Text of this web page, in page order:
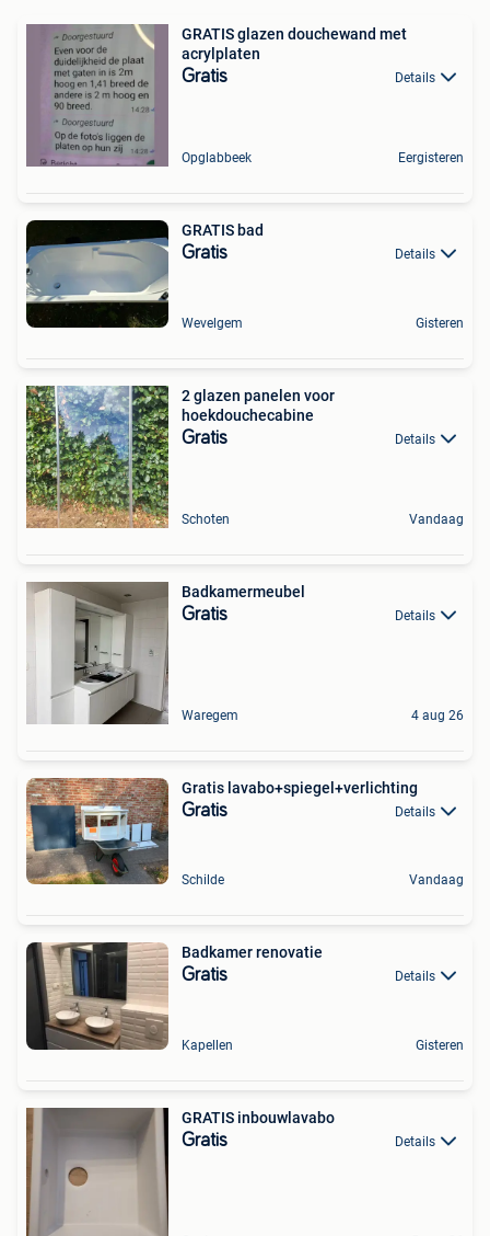
GRATIS glazen douchewand met
acrylplaten
Gratis Details
Opglabbeek Eergisteren
GRATIS bad
Gratis Details
Wevelgem Gisteren
2 glazen panelen voor
hoekdouchecabine
Gratis Details
Schoten Vandaag
Badkamermeubel
Gratis Details
Waregem 4 aug 26
Gratis lavabo+spiegel+verlichting
Gratis Details
Schilde Vandaag
Badkamer renovatie
Gratis Details
Kapellen Gisteren
GRATIS inbouwlavabo
Gratis Details